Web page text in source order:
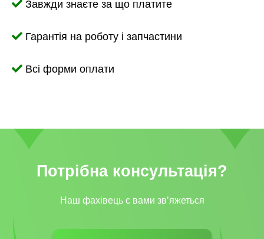
Завжди знаєте за що платите
Гарантія на роботу і запчастини
Всі форми оплати
Потрібна консультація?
Наш фахівець c вами зв’яжеться